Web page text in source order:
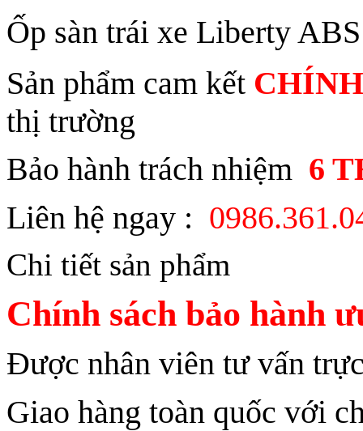
Ốp sàn trái xe Liberty ABS
Sản phẩm cam kết
thị trường
Bảo hành trách nhiệm 6
Liên hệ ngay :
Chi tiết sản phẩm
Chính sách bảo hành
Được nhân viên tư vấn
Giao hàng toàn quốc với